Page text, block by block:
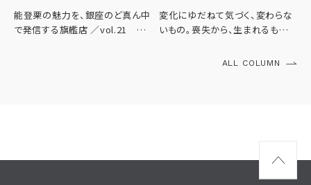
能登栗の魅力を、銀座のど真ん中
で発信する旗艦店 ／vol.21
変化にゆだねて気づく、変わらな
いもの。喪失から、生まれるもの
ALL COLUMN